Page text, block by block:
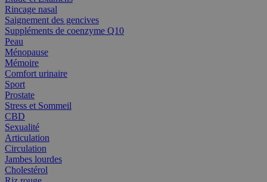
Rincage nasal
Saignement des gencives
Suppléments de coenzyme Q10
Peau
Ménopause
Mémoire
Comfort urinaire
Sport
Prostate
Stress et Sommeil
CBD
Sexualité
Articulation
Circulation
Jambes lourdes
Cholestérol